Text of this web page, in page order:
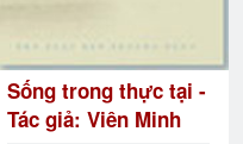
Sống trong thực tại -
Tác giả: Viên Minh